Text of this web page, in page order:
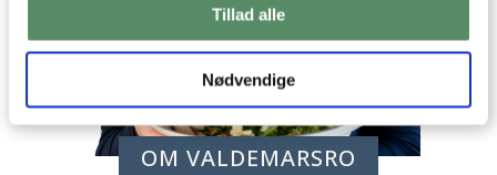
Tillad alle
Nødvendige
OM VALDEMARSRO